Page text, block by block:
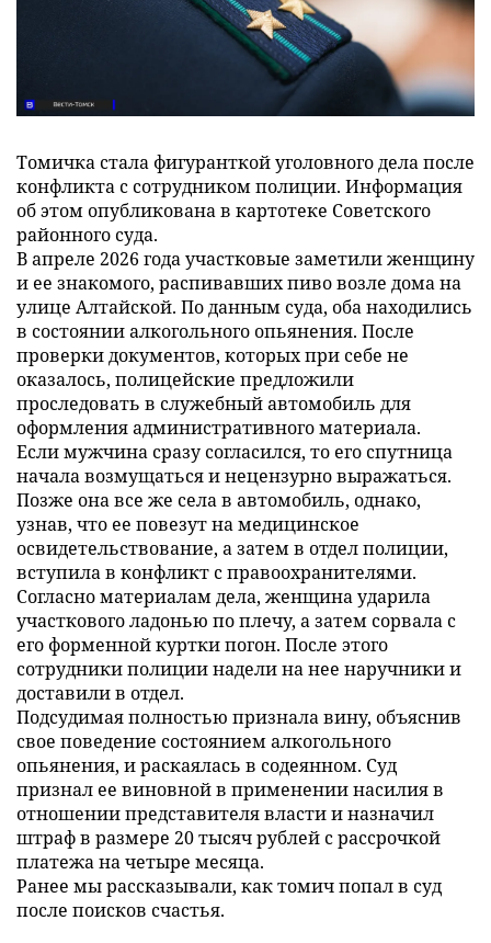
Томичка стала фигуранткой уголовного дела после
конфликта с сотрудником полиции. Информация
об этом опубликована в картотеке Советского
районного суда.
В апреле 2026 года участковые заметили женщину
и ее знакомого, распивавших пиво возле дома на
улице Алтайской. По данным суда, оба находились
в состоянии алкогольного опьянения. После
проверки документов, которых при себе не
оказалось, полицейские предложили
проследовать в служебный автомобиль для
оформления административного материала.
Если мужчина сразу согласился, то его спутница
начала возмущаться и нецензурно выражаться.
Позже она все же села в автомобиль, однако,
узнав, что ее повезут на медицинское
освидетельствование, а затем в отдел полиции,
вступила в конфликт с правоохранителями.
Согласно материалам дела, женщина ударила
участкового ладонью по плечу, а затем сорвала с
его форменной куртки погон. После этого
сотрудники полиции надели на нее наручники и
доставили в отдел.
Подсудимая полностью признала вину, объяснив
свое поведение состоянием алкогольного
опьянения, и раскаялась в содеянном. Суд
признал ее виновной в применении насилия в
отношении представителя власти и назначил
штраф в размере 20 тысяч рублей с рассрочкой
платежа на четыре месяца.
Ранее мы рассказывали, как томич попал в суд
после поисков счастья.